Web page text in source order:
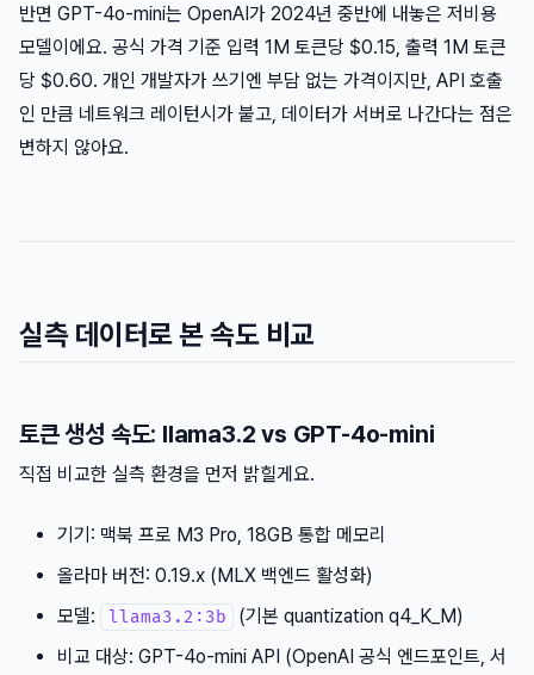
반면 GPT-4o-mini는 OpenAI가 2024년 중반에 내놓은 저비용
모델이에요. 공식 가격 기준 입력 1M 토큰당 $0.15, 출력 1M 토큰
당 $0.60. 개인 개발자가 쓰기엔 부담 없는 가격이지만, API 호출
인 만큼 네트워크 레이턴시가 붙고, 데이터가 서버로 나간다는 점은
변하지 않아요.
실측 데이터로 본 속도 비교
토큰 생성 속도: llama3.2 vs GPT-4o-mini
직접 비교한 실측 환경을 먼저 밝힐게요.
기기: 맥북 프로 M3 Pro, 18GB 통합 메모리
올라마 버전: 0.19.x (MLX 백엔드 활성화)
모델:
llama3.2:3b
(기본 quantization q4_K_M)
비교 대상: GPT-4o-mini API (OpenAI 공식 엔드포인트, 서